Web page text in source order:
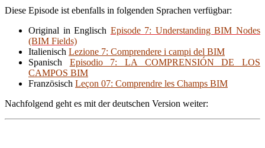
Diese Episode ist ebenfalls in folgenden Sprachen verfügbar:
Original in Englisch Episode 7: Understanding BIM Nodes
(BIM Fields)
Italienisch Lezione 7: Comprendere i campi del BIM
Spanisch Episodio 7: LA COMPRENSIÓN DE LOS
CAMPOS BIM
Französisch Leçon 07: Comprendre les Champs BIM
Nachfolgend geht es mit der deutschen Version weiter: